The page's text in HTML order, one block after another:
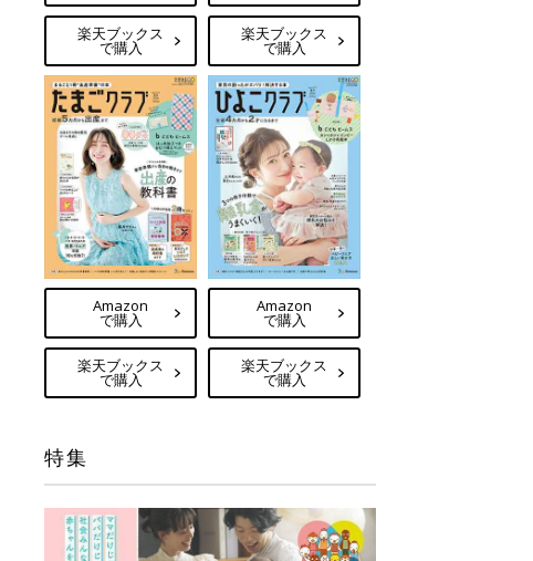
楽天ブックス
で購入
楽天ブックス
で購入
Amazon
で購入
楽天ブックス
で購入
Amazon
で購入
楽天ブックス
で購入
特集